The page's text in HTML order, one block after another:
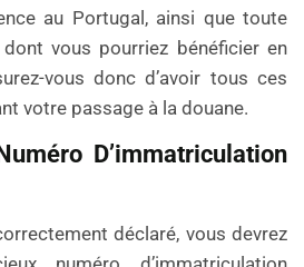
au Portugal, ainsi que toute
vous pourriez bénéficier en
vous donc d’avoir tous ces
votre passage à la douane.
D’immatriculation
déclaré, vous devrez